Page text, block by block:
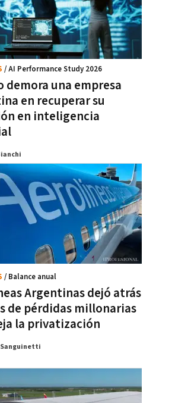
demora una empresa
en recuperar su
en inteligencia
/ AI Performance Study 2026
Argentinas dejó atrás
de pérdidas millonarias
la privatización
/ Balance anual